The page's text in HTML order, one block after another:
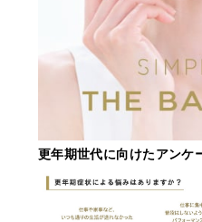
更年期世代に向けたアンケ